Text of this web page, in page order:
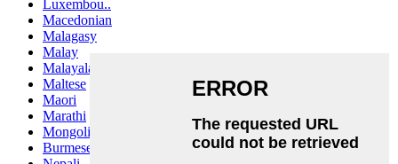
Luxembou..
Macedonian
Malagasy
Malay
Malayalam
Maltese
Maori
Marathi
Mongolian
Burmese